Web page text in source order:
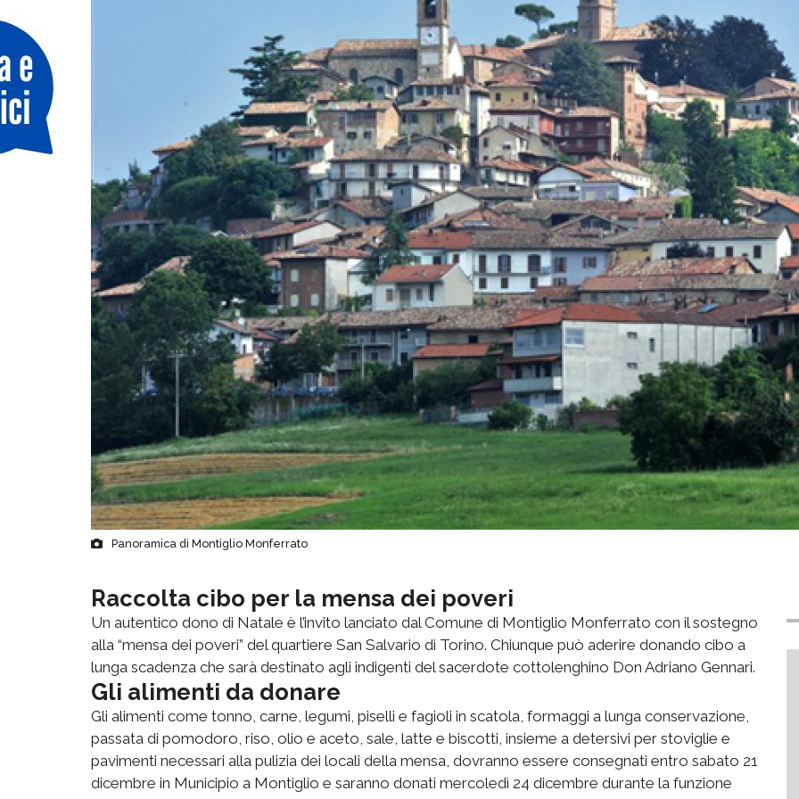
Panoramica di Montiglio Monferrato
Raccolta cibo per la mensa dei poveri
Un autentico dono di Natale è l’invito lanciato dal Comune di Montiglio Monferrato con il sostegno
alla “mensa dei poveri” del quartiere San Salvario di Torino. Chiunque può aderire donando cibo a
lunga scadenza che sarà destinato agli indigenti del sacerdote cottolenghino Don Adriano Gennari.
Gli alimenti da donare
Gli alimenti come tonno, carne, legumi, piselli e fagioli in scatola, formaggi a lunga conservazione,
passata di pomodoro, riso, olio e aceto, sale, latte e biscotti, insieme a detersivi per stoviglie e
pavimenti necessari alla pulizia dei locali della mensa, dovranno essere consegnati entro sabato 21
dicembre in Municipio a Montiglio e saranno donati mercoledì 24 dicembre durante la funzione